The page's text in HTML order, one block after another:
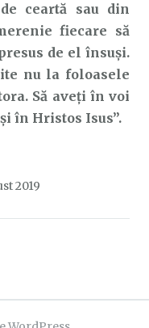
ceartă sau din
fiecare să
de el însuși.
nu la foloasele
Să aveți în voi
în Hristos Isus”.
2019